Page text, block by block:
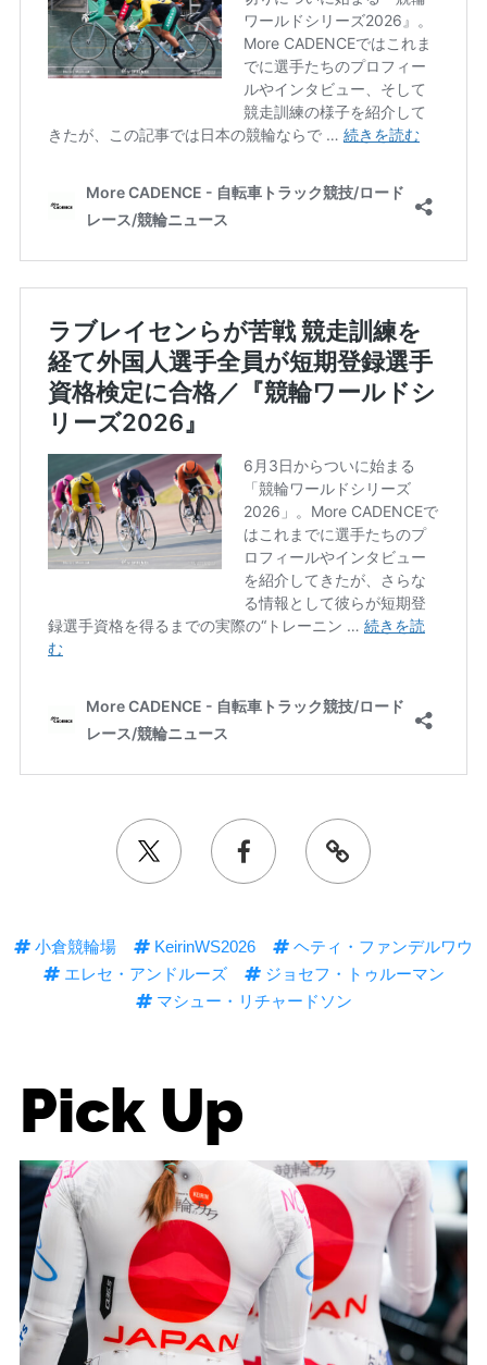
小倉競輪場 KeirinWS2026
ヘティ・ファンデルワウ
エレセ・アンドルーズ
ジョセフ・トゥルーマン
マシュー・リチャードソン
Pick Up